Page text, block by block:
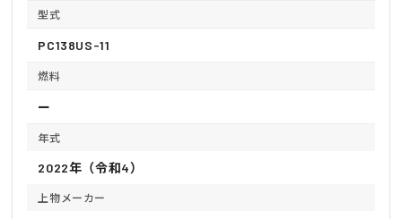
型式
PC138US-11
燃料
ー
年式
2022年（令和4）
上物メーカー